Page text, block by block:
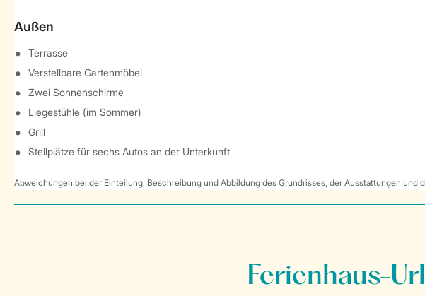
Außen
Terrasse
Verstellbare Gartenmöbel
Zwei Sonnenschirme
Liegestühle (im Sommer)
Grill
Stellplätze für sechs Autos an der Unterkunft
Abweichungen bei der Einteilung, Beschreibung und Abbildung des Grundrisses, der Ausstattungen und
Ferienhaus-